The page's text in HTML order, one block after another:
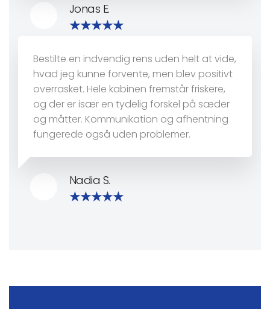
Jonas E.
Bestilte en indvendig rens uden helt at vide,
hvad jeg kunne forvente, men blev positivt
overrasket. Hele kabinen fremstår friskere,
og der er især en tydelig forskel på sæder
og måtter. Kommunikation og afhentning
fungerede også uden problemer.
Nadia S.